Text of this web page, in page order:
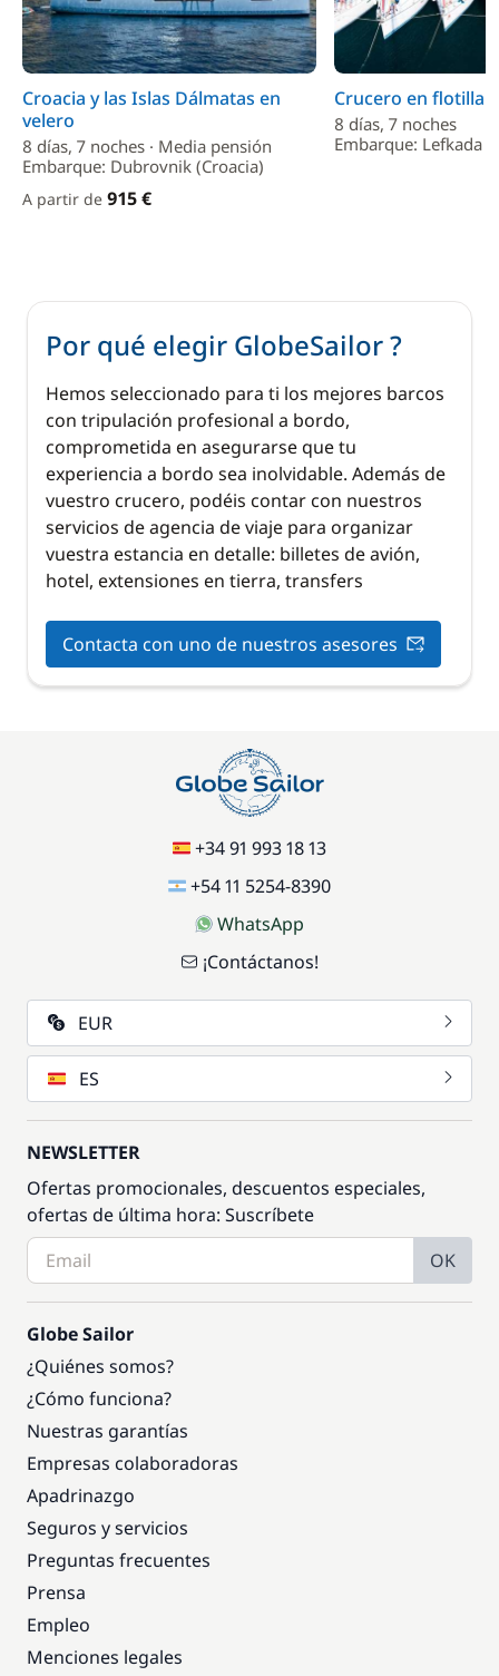
Croacia y las Islas Dálmatas en
velero
8 días, 7 noches · Media pensión
Embarque: Dubrovnik (Croacia)
A partir de 915 €
Crucero en flotilla
8 días, 7 noches
Embarque: Lefkada
Por qué elegir GlobeSailor ?
Hemos seleccionado para ti los mejores barcos
con tripulación profesional a bordo,
comprometida en asegurarse que tu
experiencia a bordo sea inolvidable. Además de
vuestro crucero, podéis contar con nuestros
servicios de agencia de viaje para organizar
vuestra estancia en detalle: billetes de avión,
hotel, extensiones en tierra, transfers
Contacta con uno de nuestros asesores
+34 91 993 18 13
+54 11 5254-8390
WhatsApp
¡Contáctanos!
EUR
ES
NEWSLETTER
Ofertas promocionales, descuentos especiales,
ofertas de última hora: Suscríbete
OK
Globe Sailor
¿Quiénes somos?
¿Cómo funciona?
Nuestras garantías
Empresas colaboradoras
Apadrinazgo
Seguros y servicios
Preguntas frecuentes
Prensa
Empleo
Menciones legales